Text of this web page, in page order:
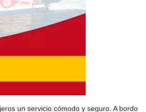
un servicio cómodo y seguro. A bordo